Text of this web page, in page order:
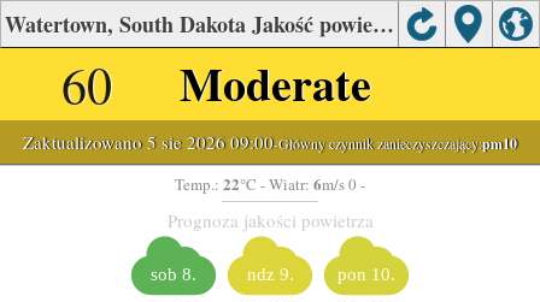
Watertown, South Dakota Jakość powietrza.
60 Moderate
Zaktualizowano 5 sie 2026 09:00-Główny czynnik zanieczyszczający:pm10
Temp.: 22°C - Wiatr: 6m/s 0 -
Prognoza jakości powietrza
sob 8. ndz 9. pon 10.